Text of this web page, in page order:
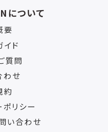
について
要
イド
質問
わせ
約
リシー
い合わせ